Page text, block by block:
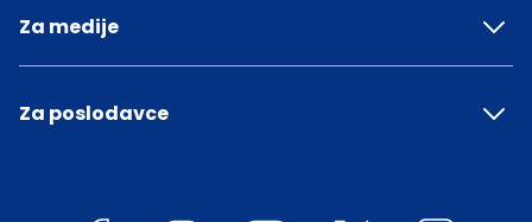
Za medije
Za poslodavce